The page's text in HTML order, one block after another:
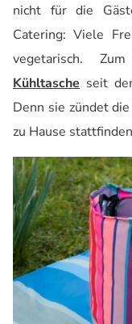
nicht für die
Catering: Viele
vegetarisch.
Kühltasche seit
Denn sie zündet
zu Hause